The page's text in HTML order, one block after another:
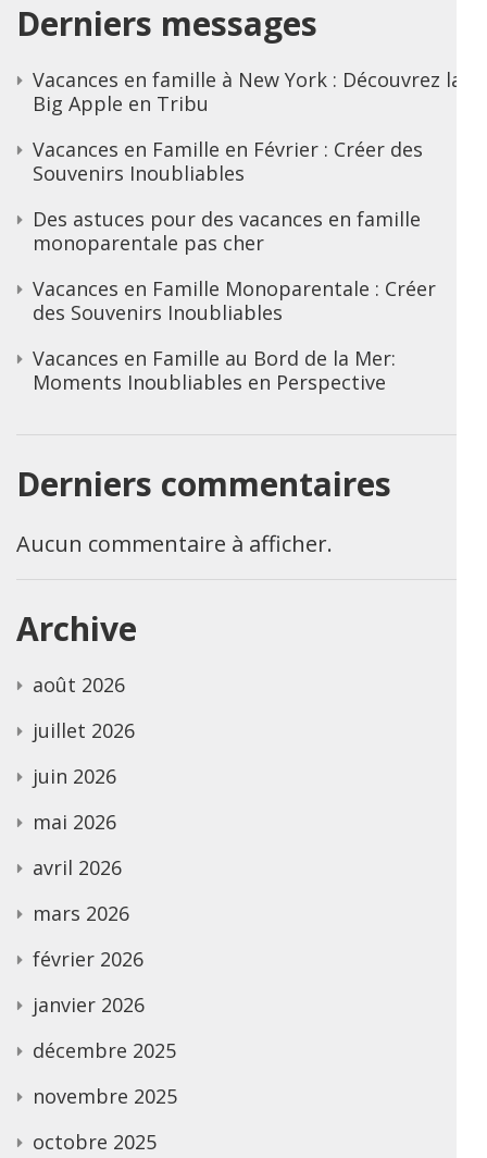
Derniers messages
Vacances en famille à New York : Découvrez la
Big Apple en Tribu
Vacances en Famille en Février : Créer des
Souvenirs Inoubliables
Des astuces pour des vacances en famille
monoparentale pas cher
Vacances en Famille Monoparentale : Créer
des Souvenirs Inoubliables
Vacances en Famille au Bord de la Mer:
Moments Inoubliables en Perspective
Derniers commentaires
Aucun commentaire à afficher.
Archive
août 2026
juillet 2026
juin 2026
mai 2026
avril 2026
mars 2026
février 2026
janvier 2026
décembre 2025
novembre 2025
octobre 2025